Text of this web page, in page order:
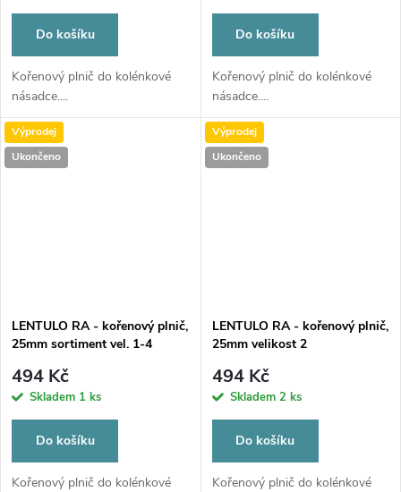
Do košíku
Kořenový plnič do kolénkové
násadce....
Do košíku
Kořenový plnič do kolénkové
násadce....
Výprodej
Ukončeno
LENTULO RA - kořenový plnič,
25mm sortiment vel. 1-4
494 Kč
Skladem 1 ks
Do košíku
Kořenový plnič do kolénkové
Výprodej
Ukončeno
LENTULO RA - kořenový plnič,
25mm velikost 2
494 Kč
Skladem 2 ks
Do košíku
Kořenový plnič do kolénkové